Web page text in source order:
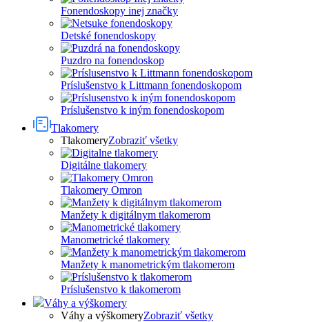
Fonendoskopy inej značky
Detské fonendoskopy
Puzdro na fonendoskop
Príslušenstvo k Littmann fonendoskopom
Príslušenstvo k iným fonendoskopom
Tlakomery
TlakomeryZobraziť všetky
Digitálne tlakomery
Tlakomery Omron
Manžety k digitálnym tlakomerom
Manometrické tlakomery
Manžety k manometrickým tlakomerom
Príslušenstvo k tlakomerom
Váhy a výškomery
Váhy a výškomeryZobraziť všetky